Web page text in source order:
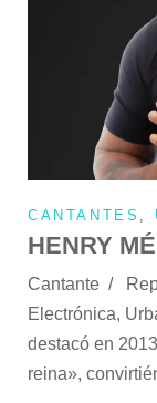
CANTANTES ,
HENRY
Cantante /
Electrónica,
destacó en
reina»,